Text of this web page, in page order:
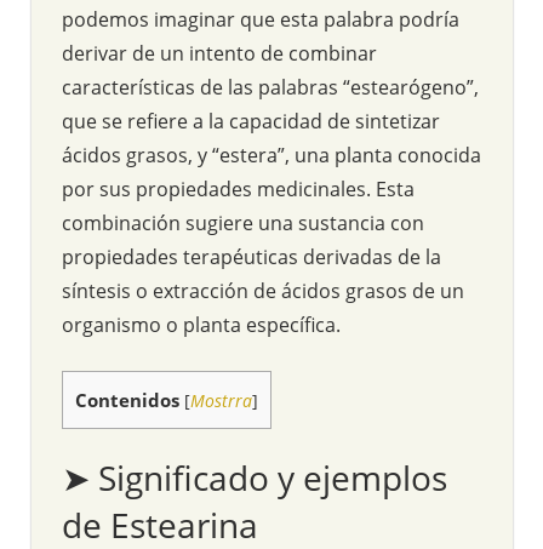
podemos imaginar que esta palabra podría
derivar de un intento de combinar
características de las palabras “estearógeno”,
que se refiere a la capacidad de sintetizar
ácidos grasos, y “estera”, una planta conocida
por sus propiedades medicinales. Esta
combinación sugiere una sustancia con
propiedades terapéuticas derivadas de la
síntesis o extracción de ácidos grasos de un
organismo o planta específica.
Contenidos [Mostrra]
➤ Significado y ejemplos
de Estearina